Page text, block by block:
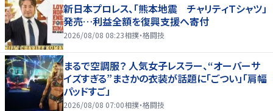
新日本プロレス、「熊本地震 チャリティＴシャツ」
発売…利益全額を復興支援へ寄付
2026/08/08 08:23相撲・格闘技
まるで空調服？ 人気女子レスラー、“オーバーサ
イズすぎる”まさかの衣装が話題に「ごつい」「肩幅
パッドすご」
2026/08/08 07:00相撲・格闘技